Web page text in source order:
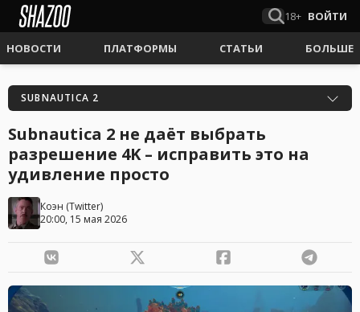
18+ ВОЙТИ
НОВОСТИ ПЛАТФОРМЫ СТАТЬИ БОЛЬШЕ
SUBNAUTICA 2
Subnautica 2 не даёт выбрать
разрешение 4K – исправить это на
удивление просто
Коэн (Twitter)
20:00, 15 мая 2026